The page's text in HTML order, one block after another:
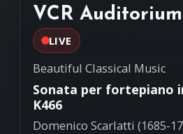
VCR Auditorium
LIVE
Beautiful Classical Music
Sonata per fortepiano
K466
Domenico Scarlatti (1685-